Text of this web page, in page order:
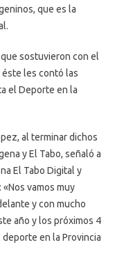
que es la
sostuvieron con el
les contó las
el Deporte en la
al terminar dichos
y El Tabo, señaló a
El Tabo Digital y
vamos muy
y con mucho
año y los próximos 4
en la Provincia